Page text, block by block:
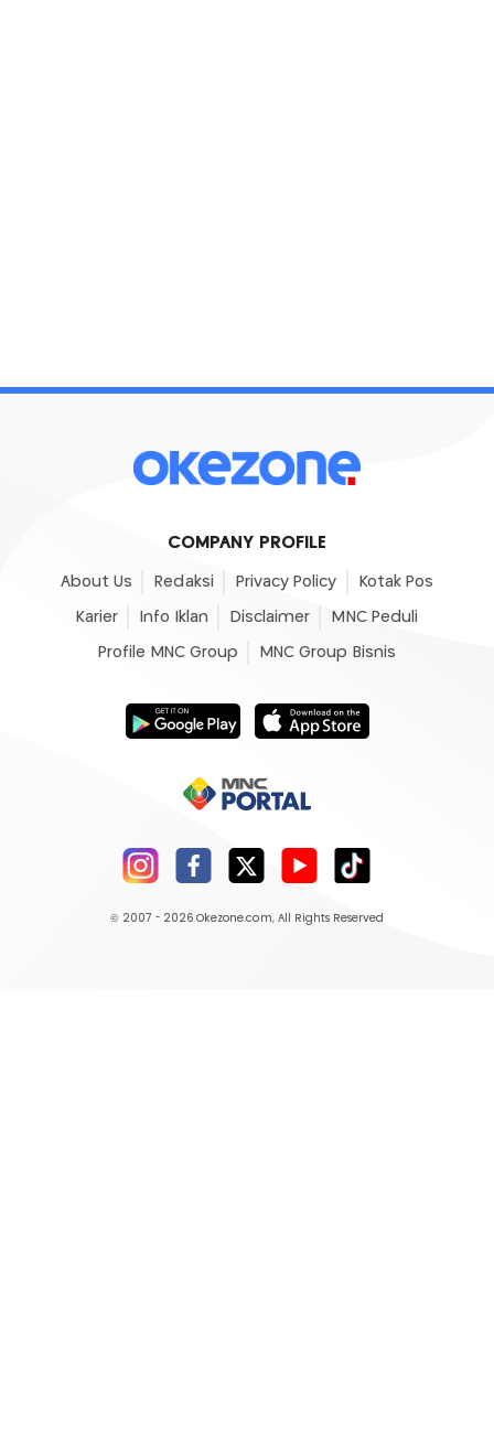
COMPANY PROFILE
About Us Redaksi Privacy Policy Kotak Pos
Karier Info Iklan Disclaimer MNC Peduli
Profile MNC Group MNC Group Bisnis
© 2007 - 2026 Okezone.com, All Rights Reserved